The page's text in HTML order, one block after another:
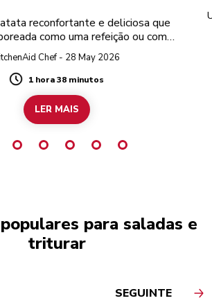
reconfortante e deliciosa que
como uma refeição ou como
num churrasco!
Chef - 28 May 2026
Duration
1 hora 38 minutos
LER MAIS
para saladas e
triturar
SEGUINTE